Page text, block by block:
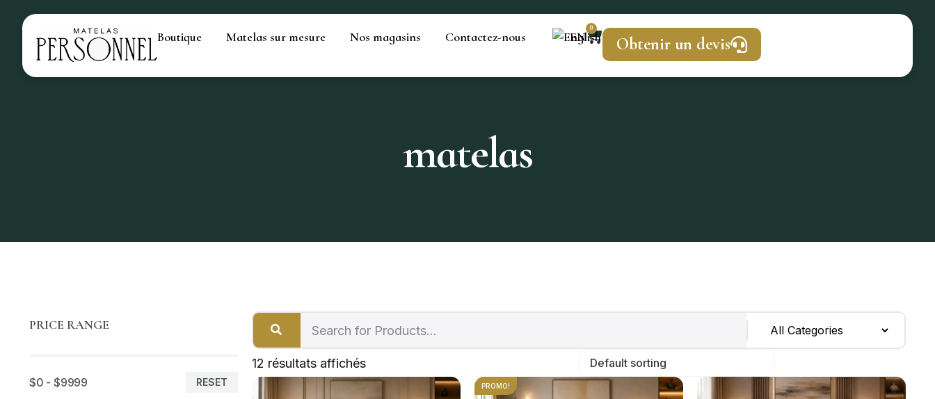
Boutique Matelas sur mesure Nos magasins Contactez-nous EN
0
Obtenir un devis
matelas
PRICE RANGE
$0 - $9999 RESET
12 résultats affichés
PROMO!